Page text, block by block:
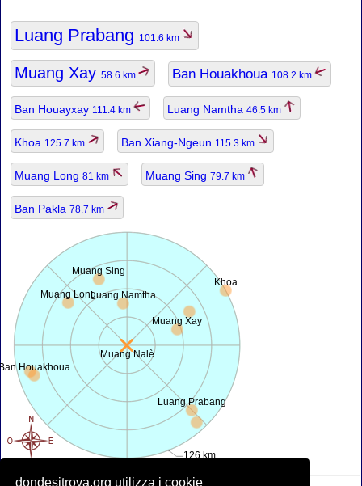
dondesitrova.org utilizza i cookie
Luang Prabang 101.6 km
Muang Xay 58.6 km Ban Houakhoua 108.2 km
Ban Houayxay 111.4 km Luang Namtha 46.5 km
Khoa 125.7 km Ban Xiang-Ngeun 115.3 km
Muang Long 81 km Muang Sing 79.7 km
Ban Pakla 78.7 km
Muang Nalè
126 km
Luang Prabang
Muang Xay
Houakhoua
Luang Namtha
Khoa
Muang Long
Muang Sing